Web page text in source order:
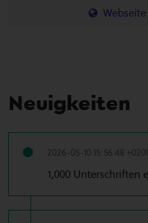
Neuigkeiten
2026-05-10 15:56:48
1,000 Unterschriften